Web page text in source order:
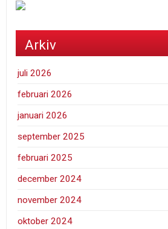
Arkiv
juli 2026
februari 2026
januari 2026
september 2025
februari 2025
december 2024
november 2024
oktober 2024